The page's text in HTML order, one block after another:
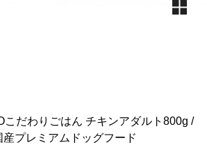
こだわりごはん チキンアダルト800g /
プレミアムドッグフード